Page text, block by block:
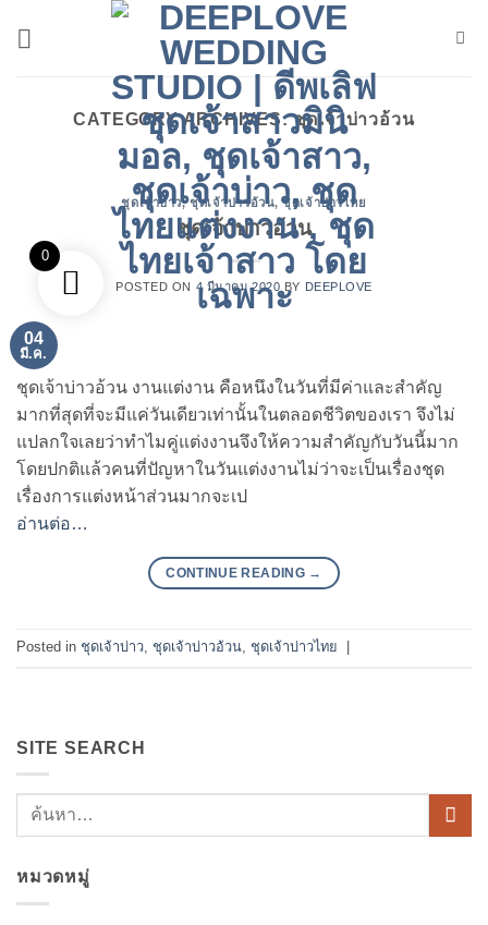
CATEGORY ARCHIVES:ชุดเจ้าบ่าวอ้วน
ชุดเจ้าบ่าว,ชุดเจ้าบ่าวอ้วน,ชุดเจ้าบ่าวไทย
ชุดเจ้าบ่าวอ้วน
POSTED ON 4 มีนาคม 2020 BY DEEPLOVE
04
มี.ค.
ชุดเจ้าบ่าวอ้วน งานแต่งาน คือหนึงในวันที่มีค่าและสำคัญ
มากที่สุดที่จะมีแค่วันเดียวเท่านั้นในตลอดชีวิตของเรา จึงไม่
แปลกใจเลยว่าทำไมคู่แต่งงานจึงให้ความสำคัญกับวันนี้มาก
โดยปกติแล้วคนที่ปัญหาในวันแต่งงานไม่ว่าจะเป็นเรื่องชุด
เรื่องการแต่งหน้าส่วนมากจะเป
อ่านต่อ…
CONTINUE READING →
Posted in ชุดเจ้าบ่าว ชุดเจ้าบ่าวอ้วน ชุดเจ้าบ่าวไทย
SITE SEARCH
หมวดหมู่
0